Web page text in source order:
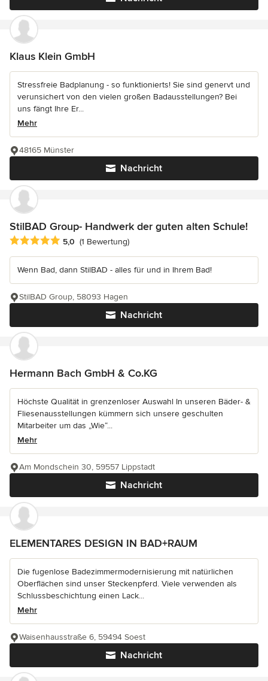
Klaus Klein GmbH
Stressfreie Badplanung - so funktionierts! Sie sind genervt und
verunsichert von den vielen großen Badausstellungen? Bei
uns fängt Ihre Er...
Mehr
Nachricht
48165 Münster
StilBAD Group- Handwerk der guten alten Schule!
Durchschnittliche Bewertung: 5 von 5 Sternen
5,0 (1 Bewertung)
Wenn Bad, dann StilBAD - alles für und in Ihrem Bad!
Nachricht
StilBAD Group, 58093 Hagen
Hermann Bach GmbH & Co.KG
Höchste Qualität in grenzenloser Auswahl In unseren Bäder- &
Fliesenausstellungen kümmern sich unsere geschulten
Mitarbeiter um das „Wie“...
Mehr
Nachricht
Am Mondschein 30, 59557 Lippstadt
ELEMENTARES DESIGN IN BAD+RAUM
Die fugenlose Badezimmermodernisierung mit natürlichen
Oberflächen sind unser Steckenpferd. Viele verwenden als
Schlussbeschichtung einen Lack...
Mehr
Nachricht
Waisenhausstraße 6, 59494 Soest